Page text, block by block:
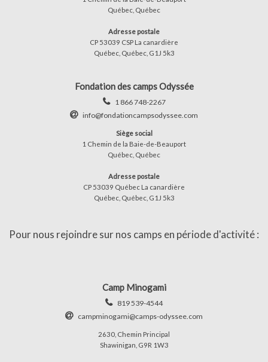
Québec, Québec
Adresse postale
CP 53039 CSP La canardière
Québec, Québec, G1J 5k3
Fondation des camps Odyssée
1 866 748-2267
info@fondationcampsodyssee.com
Siège social
1 Chemin de la Baie-de-Beauport
Québec, Québec
Adresse postale
CP 53039 Québec La canardière
Québec, Québec, G1J 5k3
Pour nous rejoindre sur nos camps en période d'activité :
Camp Minogami
819 539-4544
campminogami@camps-odyssee.com
2630, Chemin Principal
Shawinigan, G9R 1W3